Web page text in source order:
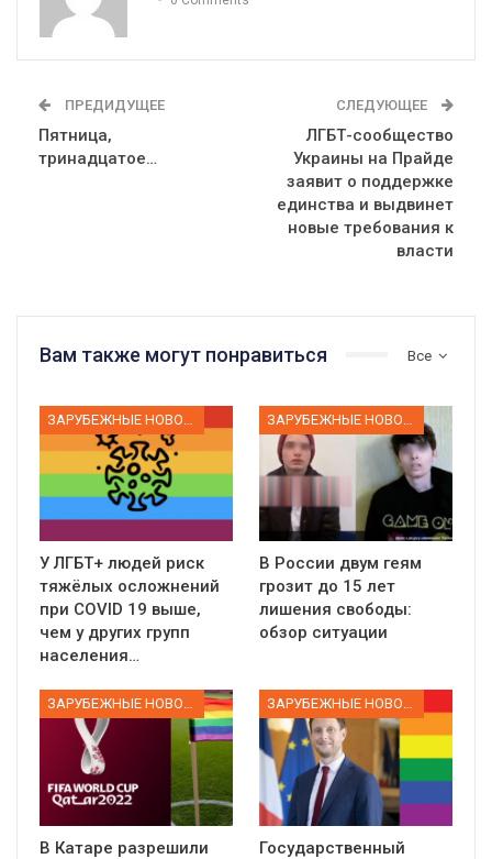
ПРЕДИДУЩЕЕ
Пятница,
тринадцатое…
СЛЕДУЮЩЕЕ
ЛГБТ-сообщество
Украины на Прайде
заявит о поддержке
единства и выдвинет
новые требования к
власти
Все
Вам также могут понравиться
ЗАРУБЕЖНЫЕ НОВОСТИ
У ЛГБТ+ людей риск
тяжёлых осложнений
при COVID 19 выше,
чем у других групп
населения…
ЗАРУБЕЖНЫЕ НОВОСТИ
В России двум геям
грозит до 15 лет
лишения свободы:
обзор ситуации
ЗАРУБЕЖНЫЕ НОВОСТИ
В Катаре разрешили
ЗАРУБЕЖНЫЕ НОВОСТИ
Государственный